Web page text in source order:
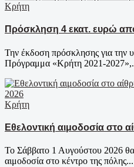
Κρήτη
Πρόσκληση 4 εκατ. ευρώ
Την έκδοση πρόσκλησης για την
Πρόγραμμα «Κρήτη 2021-
Κρήτη
Εθελοντική αιμοδοσία στο
Το Σάββατο 1 Αυγούστου 2026 θα
αιμοδοσία στο κέντρο της πόλης...